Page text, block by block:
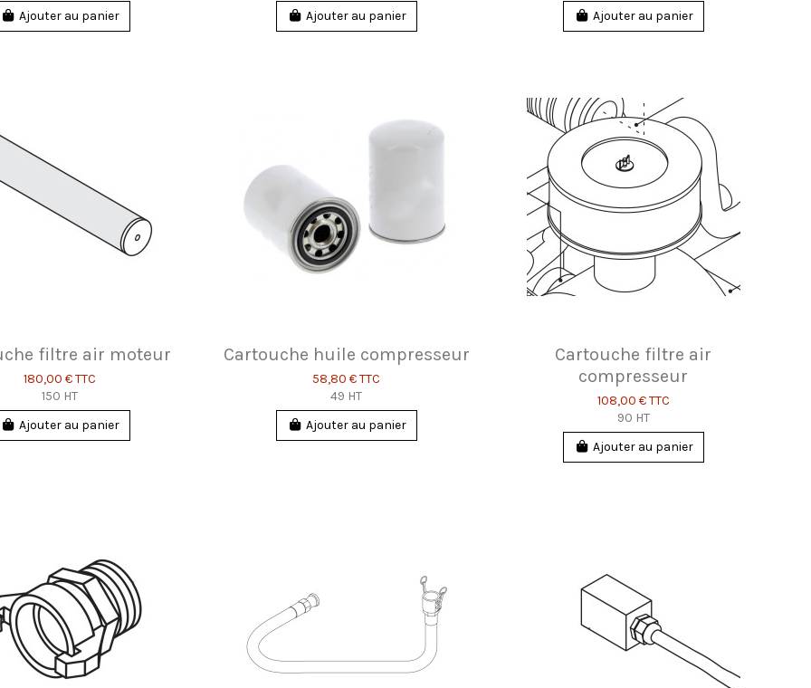
Ajouter au panier
Ajouter au panier
Ajouter au panier
filtre air moteur
180,00 €TTC
150 HT
Ajouter au panier
Cartouche huile compresseur
58,80 €TTC
49 HT
Ajouter au panier
Cartouche filtre air
compresseur
108,00 €TTC
90 HT
Ajouter au panier